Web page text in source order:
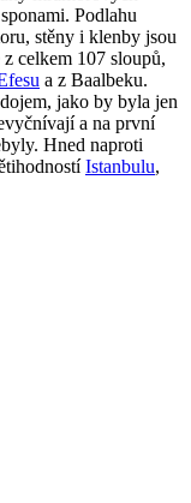
Podlahu
stěny i klenby jsou
celkem 107 sloupů,
a z Baalbeku.
jako by byla jen
a na první
Hned naproti
Istanbulu,